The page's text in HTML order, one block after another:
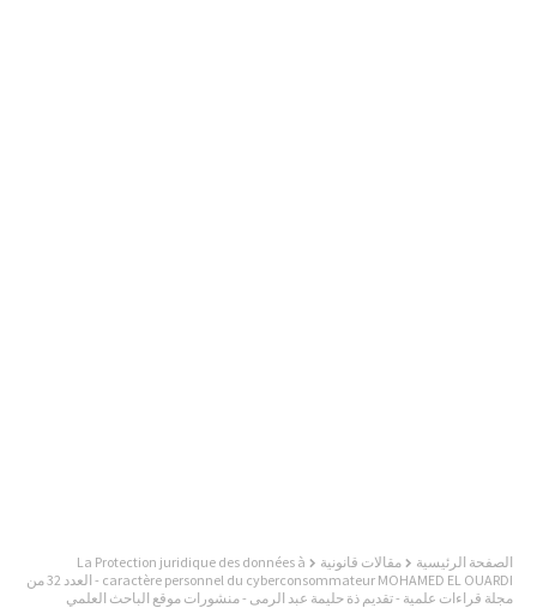
الصفحة الرئيسية مقالات قانونية
La Protection juridique des données à
caractère personnel du cyberconsommateur MOHAMED EL OUARDI - العدد 32 من
مجلة قراءات علمية - تقديم ذة حليمة عبد الرمى - منشورات موقع الباحث العلمي